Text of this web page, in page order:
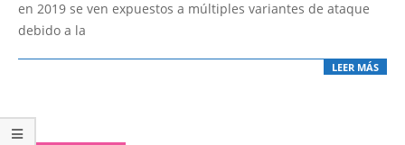
en 2019 se ven expuestos a múltiples variantes de ataque
debido a la
LEER MÁS